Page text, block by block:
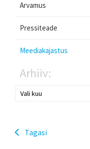
Arvamus
Pressiteade
Meediakajastus
Arhiiv:
Tagasi